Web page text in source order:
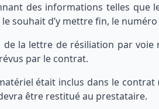
des informations telles que
souhait d’y mettre fin, le
de la lettre de résiliation par
par le contrat.
était inclus dans le
être restitué au prestataire.